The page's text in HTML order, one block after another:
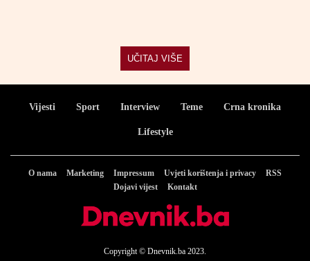
UČITAJ VIŠE
Vijesti Sport Interview Teme Crna kronika
Lifestyle
O nama Marketing Impressum Uvjeti korištenja i privacy
RSS
Dojavi vijest
Kontakt
Copyright © Dnevnik.ba 2023.